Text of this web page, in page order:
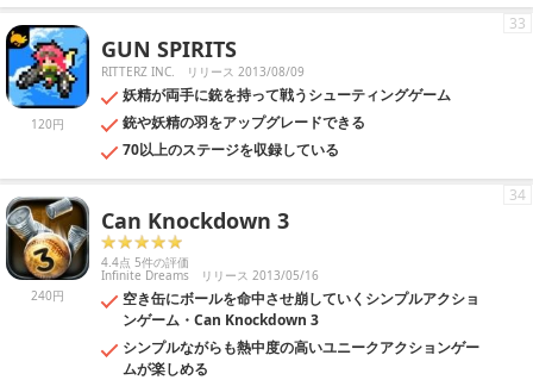
120円
GUN SPIRITS
RITTERZ INC. リリース 2013/08/09
妖精が両手に銃を持って戦うシューティングゲーム
銃や妖精の羽をアップグレードできる
70以上のステージを収録している
33
240円
Can Knockdown 3
4.4点 5件の評価
Infinite Dreams リリース 2013/05/16
空き缶にボールを命中させ崩していくシンプルアクショ
ンゲーム・Can Knockdown 3
シンプルながらも熱中度の高いユニークアクションゲー
ムが楽しめる
34